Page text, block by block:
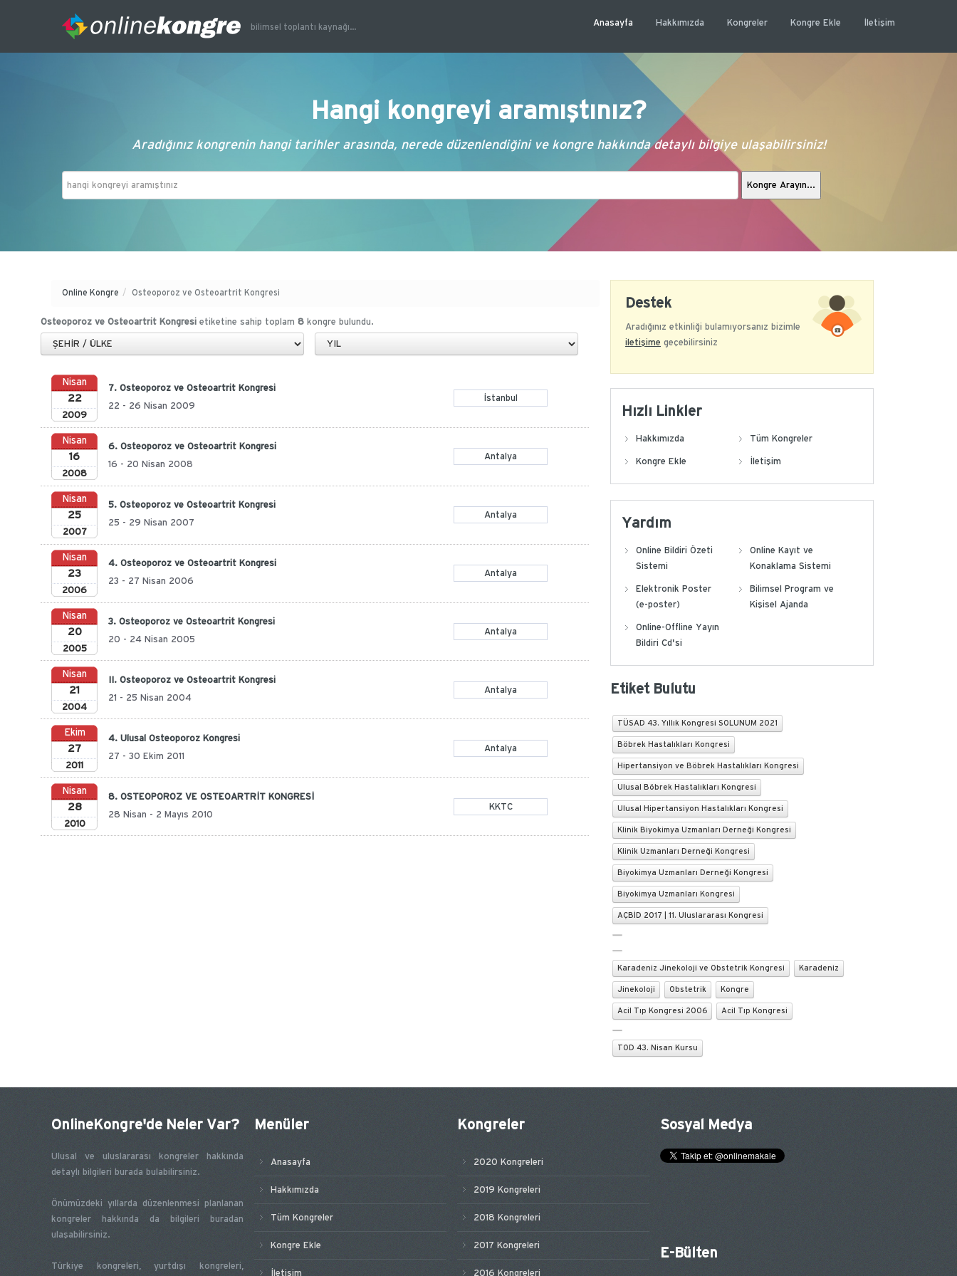
bilimsel toplantı kaynağı...
Anasayfa Hakkımızda Kongreler Kongre Ekle İletişim
Hangi kongreyi aramıştınız?
Aradığınız kongrenin hangi tarihler arasında, nerede düzenlendiğini ve kongre hakkında detaylı bilgiye ulaşabilirsiniz!
Online Kongre / Osteoporoz ve Osteoartrit Kongresi
Osteoporoz ve Osteoartrit Kongresi etiketine sahip toplam 8 kongre bulundu.
Nisan
22
2009
7. Osteoporoz ve Osteoartrit Kongresi
22 - 26 Nisan 2009
İstanbul
Nisan
16
2008
6. Osteoporoz ve Osteoartrit Kongresi
16 - 20 Nisan 2008
Antalya
Nisan
25
2007
5. Osteoporoz ve Osteoartrit Kongresi
25 - 29 Nisan 2007
Antalya
Nisan
23
2006
4. Osteoporoz ve Osteoartrit Kongresi
23 - 27 Nisan 2006
Antalya
Nisan
20
2005
3. Osteoporoz ve Osteoartrit Kongresi
20 - 24 Nisan 2005
Antalya
Nisan
21
2004
II. Osteoporoz ve Osteoartrit Kongresi
21 - 25 Nisan 2004
Antalya
Ekim
27
2011
4. Ulusal Osteoporoz Kongresi
27 - 30 Ekim 2011
Antalya
Nisan
28
2010
8. OSTEOPOROZ VE OSTEOARTRİT KONGRESİ
28 Nisan - 2 Mayıs 2010
KKTC
Destek
Aradığınız etkinliği bulamıyorsanız bizimle
iletişime geçebilirsiniz
Hızlı Linkler
Hakkımızda Tüm Kongreler
Kongre Ekle İletişim
Yardım
Online Bildiri Özeti
Sistemi
Online Kayıt ve
Konaklama Sistemi
Elektronik Poster
(e-poster)
Bilimsel Program ve
Kişisel Ajanda
Online-Offline Yayın
Bildiri Cd'si
Etiket Bulutu
TÜSAD 43. Yıllık Kongresi SOLUNUM 2021
Böbrek Hastalıkları Kongresi
Hipertansiyon ve Böbrek Hastalıkları Kongresi
Ulusal Böbrek Hastalıkları Kongresi
Ulusal Hipertansiyon Hastalıkları Kongresi
Klinik Biyokimya Uzmanları Derneği Kongresi
Klinik Uzmanları Derneği Kongresi
Biyokimya Uzmanları Derneği Kongresi
Biyokimya Uzmanları Kongresi
AÇBİD 2017 | 11. Uluslararası Kongresi
Karadeniz Jinekoloji ve Obstetrik Kongresi Karadeniz
Jinekoloji Obstetrik Kongre
Acil Tıp Kongresi 2006 Acil Tıp Kongresi
TOD 43. Nisan Kursu
OnlineKongre'de Neler Var?
Ulusal ve uluslararası kongreler hakkında
detaylı bilgileri burada bulabilirsiniz.
Önümüzdeki yıllarda düzenlenmesi planlanan
kongreler hakkında da bilgileri buradan
ulaşabilirsiniz.
Türkiye kongreleri, yurtdışı kongreleri,
Menüler
Anasayfa
Hakkımızda
Tüm Kongreler
Kongre Ekle
İletişim
Kongreler
2020 Kongreleri
2019 Kongreleri
2018 Kongreleri
2017 Kongreleri
2016 Kongreleri
Sosyal Medya
E-Bülten